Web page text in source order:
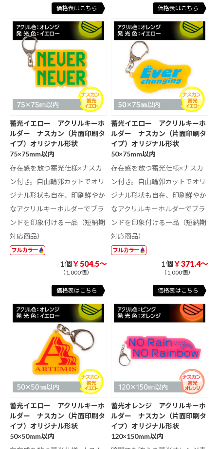
価格表はこちら 価格表はこちら
蓄光イエロー アクリルキーホ
ルダー ナスカン（片面印刷タ
イプ）オリジナル形状
75×75mm以内
存在感を放つ蓄光仕様×ナスカ
ン付き。自由輪郭カットでオリ
ジナル形状も自在、印刷鮮やか
なアクリルキーホルダーでブラ
ンドを印象付ける一品（短納期
対応商品）
フルカラー
1個￥504.5～
（1,000個）
価格表はこちら
蓄光イエロー アクリルキーホ
ルダー ナスカン（片面印刷タ
イプ）オリジナル形状
50×75mm以内
存在感を放つ蓄光仕様×ナスカ
ン付き。自由輪郭カットでオリ
ジナル形状も自在、印刷鮮やか
なアクリルキーホルダーでブラ
ンドを印象付ける一品（短納期
対応商品）
フルカラー
1個￥371.4～
（1,000個）
価格表はこちら
蓄光イエロー アクリルキーホ
ルダー ナスカン（片面印刷タ
イプ）オリジナル形状
50×50mm以内
蓄光オレンジ アクリルキーホ
ルダー ナスカン（片面印刷タ
イプ）オリジナル形状
120×150mm以内